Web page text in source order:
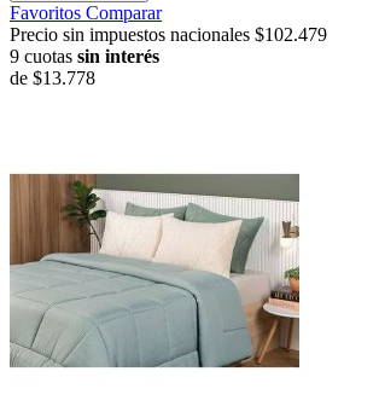
Favoritos Comparar
Precio sin impuestos nacionales $102.479
9 cuotas sin interés
de $13.778